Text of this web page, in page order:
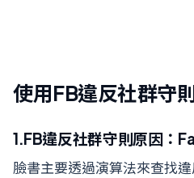
使用FB違反社群守
1.FB違反社群守則原因：
臉書主要透過演算法來查找